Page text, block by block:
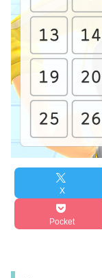
X
Pocket